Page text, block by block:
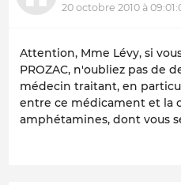
20 octobre 2010 à
Attention, Mme Lévy, si
PROZAC, n'oubliez pas de
médecin traitant, en
entre ce médicament et la
amphétamines, dont vous